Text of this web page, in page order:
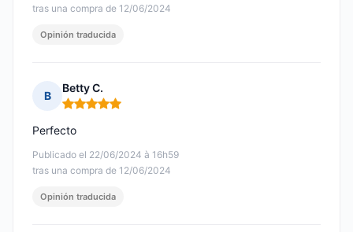
tras una compra de 12/06/2024
Opinión traducida
B
Betty C.
Nota: 5 de 5
Publicado el 22/06/2024 à 16h59
tras una compra de 12/06/2024
Perfecto
Opinión traducida